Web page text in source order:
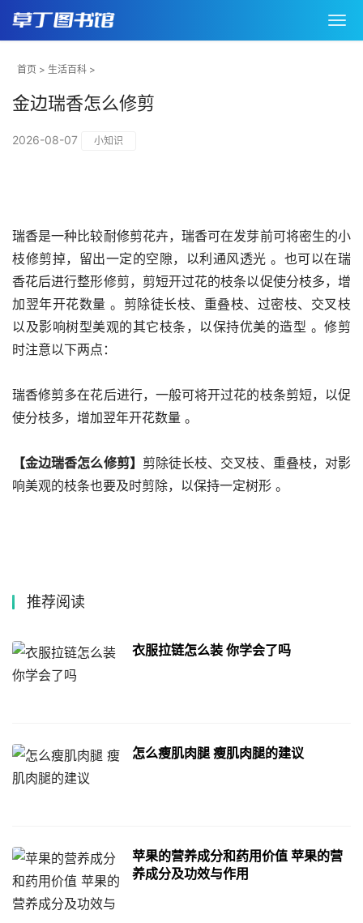
首页 > 生活百科 >
金边瑞香怎么修剪
2026-08-07 小知识
瑞香是一种比较耐修剪花卉，瑞香可在发芽前可将密生的小
枝修剪掉，留出一定的空隙，以利通风透光 。也可以在瑞
香花后进行整形修剪，剪短开过花的枝条以促使分枝多，增
加翌年开花数量 。剪除徒长枝、重叠枝、过密枝、交叉枝
以及影响树型美观的其它枝条，以保持优美的造型 。修剪
时注意以下两点：
瑞香修剪多在花后进行，一般可将开过花的枝条剪短，以促
使分枝多，增加翌年开花数量 。
【金边瑞香怎么修剪】 剪除徒长枝、交叉枝、重叠枝，对影
响美观的枝条也要及时剪除，以保持一定树形 。
推荐阅读
衣服拉链怎么装 你学会了吗
怎么瘦肌肉腿 瘦肌肉腿的建议
苹果的营养成分和药用价值 苹果的营
养成分及功效与作用